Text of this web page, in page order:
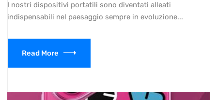
I nostri dispositivi portatili sono diventati alleati
indispensabili nel paesaggio sempre in evoluzione...
Read More